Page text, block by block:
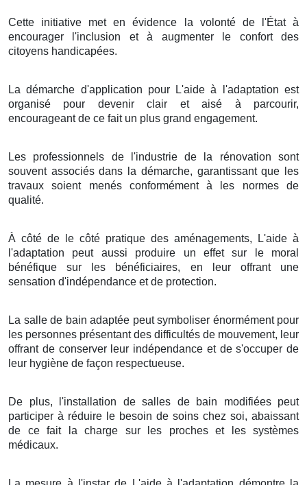
Cette initiative met en évidence la volonté de l'État à
encourager l'inclusion et à augmenter le confort des
citoyens handicapées.
La démarche d'application pour L'aide à l'adaptation est
organisé pour devenir clair et aisé à parcourir,
encourageant de ce fait un plus grand engagement.
Les professionnels de l'industrie de la rénovation sont
souvent associés dans la démarche, garantissant que les
travaux soient menés conformément à les normes de
qualité.
À côté de le côté pratique des aménagements, L'aide à
l'adaptation peut aussi produire un effet sur le moral
bénéfique sur les bénéficiaires, en leur offrant une
sensation d'indépendance et de protection.
La salle de bain adaptée peut symboliser énormément pour
les personnes présentant des difficultés de mouvement, leur
offrant de conserver leur indépendance et de s'occuper de
leur hygiène de façon respectueuse.
De plus, l'installation de salles de bain modifiées peut
participer à réduire le besoin de soins chez soi, abaissant
de ce fait la charge sur les proches et les systèmes
médicaux.